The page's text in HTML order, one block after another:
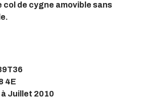
de cygne amovible sans
4E
Juillet 2010